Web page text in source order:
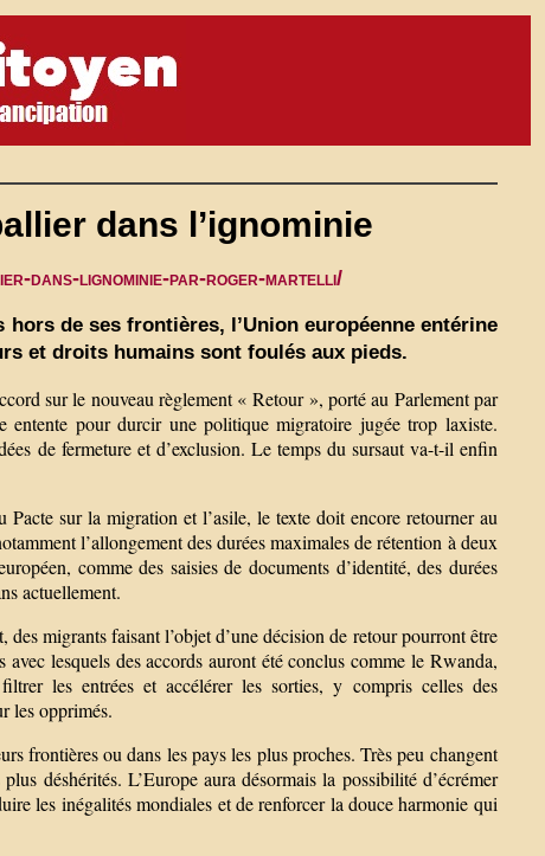
dans l’ignominie
dans-lignominie-par-roger-martelli/
de ses frontières, l’Union européenne entérine
et droits humains sont foulés aux pieds.
sur le nouveau règlement « Retour », porté au Parlement par
pour durcir une politique migratoire jugée trop laxiste.
de fermeture et d’exclusion. Le temps du sursaut va-t-il enfin
sur la migration et l’asile, le texte doit encore retourner au
l’allongement des durées maximales de rétention à deux
comme des saisies de documents d’identité, des durées
actuellement.
migrants faisant l’objet d’une décision de retour pourront être
lesquels des accords auront été conclus comme le Rwanda,
les entrées et accélérer les sorties, y compris celles des
les opprimés.
frontières ou dans les pays les plus proches. Très peu changent
déshérités. L’Europe aura désormais la possibilité d’écrémer
les inégalités mondiales et de renforcer la douce harmonie qui